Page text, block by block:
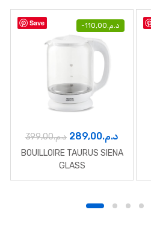
Save - د.م.110,00
د.م.399,00
Le
prix
initial
était :
د.م.289,00
prix
est :
BOUILLOIRE TAURUS SIENA
GLASS